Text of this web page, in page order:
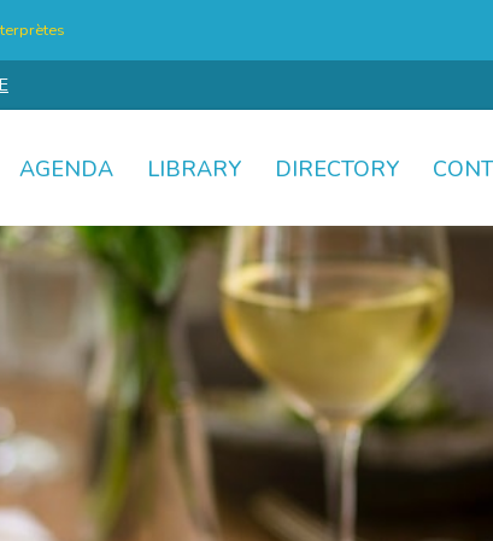
AGENDA LIBRARY DIRECTORY